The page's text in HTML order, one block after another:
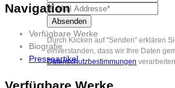
Durch Klicken auf "Senden" erklären
einverstanden, dass wir Ihre Daten
Datenschutzbestimmungen
Navigation
Verfügbare Werke
Biografie
Presseartikel
Verfügbare Werke